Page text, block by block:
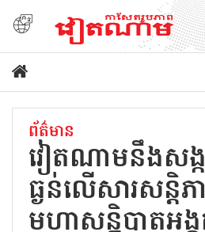
ព័ត៌មាន
វៀតណាមនឹងសង្
ធ្ងន់លើសារសន្តិ
មហាសន្និបាតអង្